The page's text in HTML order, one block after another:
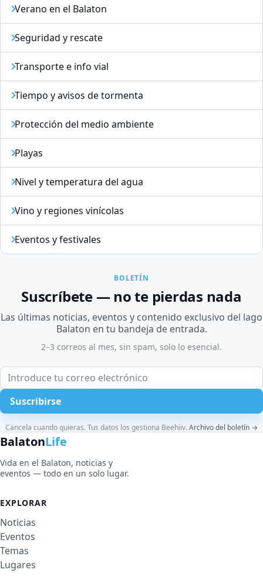
Verano en el Balaton
Seguridad y rescate
Transporte e info vial
Tiempo y avisos de tormenta
Protección del medio ambiente
Playas
Nivel y temperatura del agua
Vino y regiones vinícolas
Eventos y festivales
BOLETÍN
Suscríbete — no te pierdas nada
Las últimas noticias, eventos y contenido exclusivo del lago
Balaton en tu bandeja de entrada.
2–3 correos al mes, sin spam, solo lo esencial.
Sitio web
Correo electrónico
Suscribirse
Cancela cuando quieras. Tus datos los gestiona Beehiiv.Archivo del boletín →
BalatonLife
Vida en el Balaton, noticias y
eventos — todo en un solo lugar.
EXPLORAR
Noticias
Eventos
Temas
Lugares